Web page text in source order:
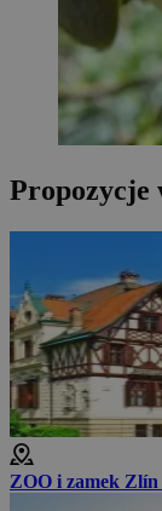
Propozycje
ZOO i zamek Zlín